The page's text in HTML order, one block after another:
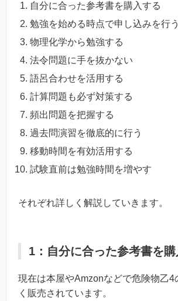
自分に合った参考書を購入する
勉強を始める時点で申し込みを行う
物理化学から勉強する
法令問題に手を抜かない
語呂合わせを活用する
計算問題も必ず対策する
頻出問題を把握する
過去問演習を徹底的に行う
移動時間を有効活用する
試験直前は勉強時間を増やす
それぞれ詳しく解説していきます。
1：自分に合った参考書を購
現在は本屋やAmzonなどで危険物乙4
く販売されています。